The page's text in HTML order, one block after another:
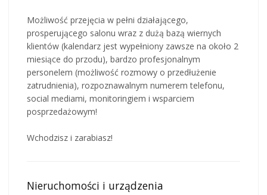
Możliwość przejęcia w pełni działającego,
prosperującego salonu wraz z dużą bazą wiernych
klientów (kalendarz jest wypełniony zawsze na około 2
miesiące do przodu), bardzo profesjonalnym
personelem (możliwość rozmowy o przedłużenie
zatrudnienia), rozpoznawalnym numerem telefonu,
social mediami, monitoringiem i wsparciem
posprzedażowym!
Wchodzisz i zarabiasz!
Nieruchomości i urządzenia